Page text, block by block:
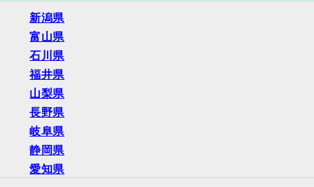
新潟県
富山県
石川県
福井県
山梨県
長野県
岐阜県
静岡県
愛知県